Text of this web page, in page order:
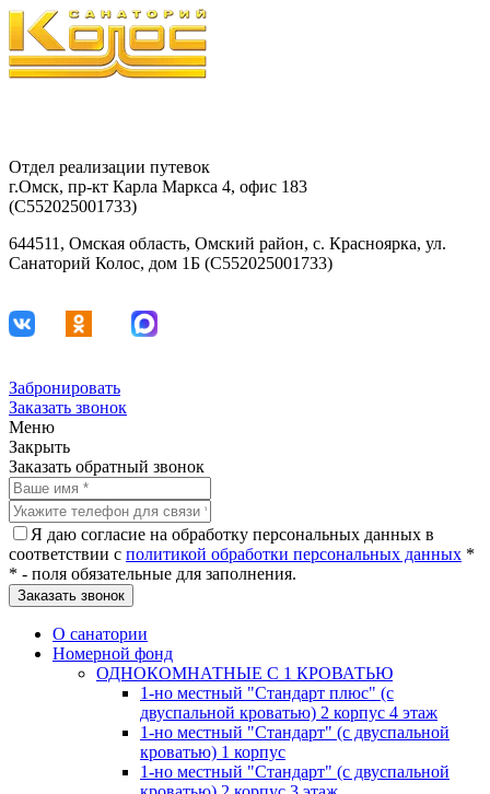
Отдел реализации путевок
г.Омск, пр-кт Карла Маркса 4, офис 183
(С552025001733)
644511, Омская область, Омский район, с. Красноярка, ул.
Санаторий Колос, дом 1Б (С552025001733)
Забронировать
Заказать звонок
Меню
Закрыть
Заказать обратный звонок
Я даю согласие на обработку персональных данных в
соответствии с политикой обработки персональных данных *
* - поля обязательные для заполнения.
О санатории
Номерной фонд
ОДНОКОМНАТНЫЕ С 1 КРОВАТЬЮ
1-но местный "Стандарт плюс" (с
двуспальной кроватью) 2 корпус 4 этаж
1-но местный "Стандарт" (с двуспальной
кроватью) 1 корпус
1-но местный "Стандарт" (с двуспальной